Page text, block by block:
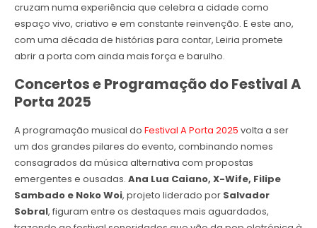
cruzam numa experiência que celebra a cidade como
espaço vivo, criativo e em constante reinvenção. E este ano,
com uma década de histórias para contar, Leiria promete
abrir a porta com ainda mais força e barulho.
Concertose Programação do Festival A
Porta 2025
A programação musical do Festival A Porta 2025 volta a ser
um dos grandes pilares do evento, combinando nomes
consagrados da música alternativa com propostas
emergentes e ousadas. Ana Lua Caiano, X-Wife, Filipe
Sambado e Noko Woi, projeto liderado por Salvador
Sobral, figuram entre os destaques mais aguardados,